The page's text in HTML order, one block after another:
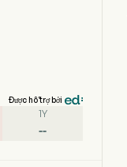
Được hỗ trợ bởi
1Y
--